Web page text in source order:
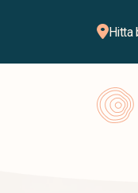
Hitta